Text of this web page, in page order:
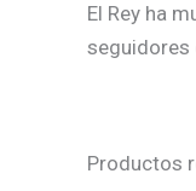
El Rey ha
seguidores
Productos